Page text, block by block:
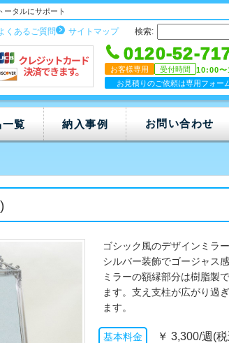
ータルにサポート
くあるご質問 サイトマップ 検索:
0120-52-
お客様専用 受付時間
10:00
お見積りのご依頼は専用フォー
覧 納入事例 お問い合わせ
ゴシック風のデザインミラー
シルバー装飾でゴージャス
ミラーの額縁部分は樹脂製
ます。支え支柱が広がり過
ます。
￥ 3,300/週(